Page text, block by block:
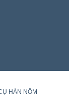
HÁN NÔM